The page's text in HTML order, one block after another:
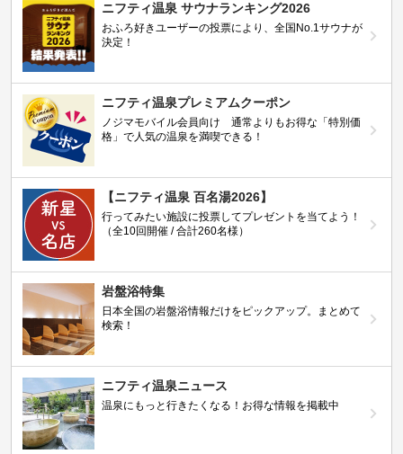
ニフティ温泉 サウナランキング2026
おふろ好きユーザーの投票により、全国No.1サウナが
決定！
ニフティ温泉プレミアムクーポン
ノジマモバイル会員向け 通常よりもお得な「特別価
格」で人気の温泉を満喫できる！
【ニフティ温泉 百名湯2026】
行ってみたい施設に投票してプレゼントを当てよう！
（全10回開催 / 合計260名様）
岩盤浴特集
日本全国の岩盤浴情報だけをピックアップ。まとめて
検索！
ニフティ温泉ニュース
温泉にもっと行きたくなる！お得な情報を掲載中